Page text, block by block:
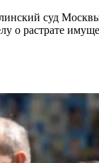
суд
о растрате